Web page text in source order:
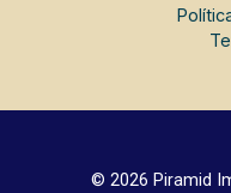
© 2026 Piramid